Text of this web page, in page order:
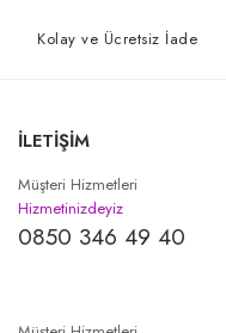
Kolay ve Ücretsiz İade
İLETİŞİM
Müşteri Hizmetleri
Hizmetinizdeyiz
0850 346 49 40